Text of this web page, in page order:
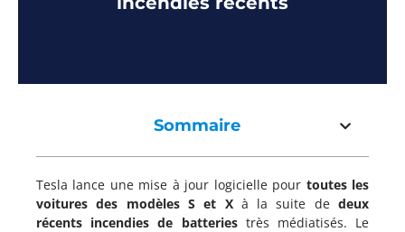
Sommaire
Tesla lance une mise à jour logicielle pour toutes les
voitures des modèles S et Xà la suite de deux
récents incendies de batteriestrès médiatisés. Le